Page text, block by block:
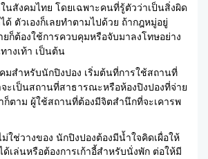
นสังคมไทย โดยเฉพาะคนที่รู้ตัวว่าเป็นสิ่งผิด
ด้ ตัวเองก็เลยทำตามไปด้วย ถ้ากฎหมู่อยู่
ก็ต้องใช้การควบคุมหรือจับมาลงโทษอย่าง
างเท้า เป็นต้น
มสำหรับนักปิงปอง เริ่มต้นที่การใช้สถานที่
ะเป็นสถานที่สาธารณะหรือห้องปิงปองที่จ่าย
าก็ตาม ผู้ใช้สถานที่ต้องมีจิตสำนึกที่จะเคารพ
ม่ใช่วางของ นักปิงปองต้องมีน้ำใจคิดเผื่อให้
เล่นหรือต้องการเก้าอี้สำหรับนั่งพัก ต่อให้มี